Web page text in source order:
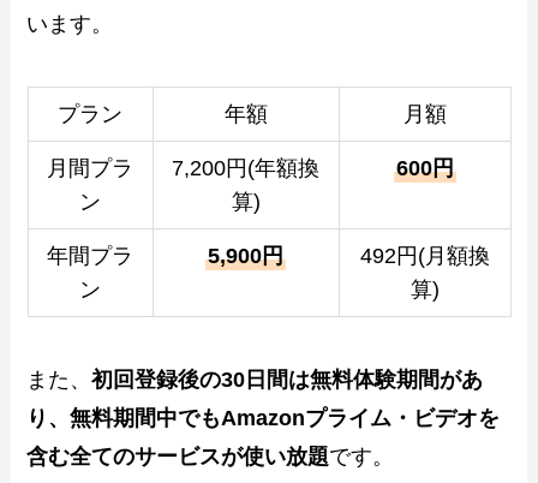
います。
プラン 年額 月額
月間プラ
ン
7,200円(年額換
算)
600円
年間プラ
ン
5,900円
492円(月額換
算)
また、初回登録後の30日間は無料体験期間があ
り、無料期間中でもAmazonプライム・ビデオを
含む全てのサービスが使い放題です。